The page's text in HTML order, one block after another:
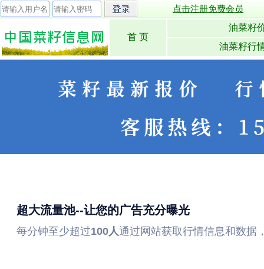
点击注册免费会员
首 页
油菜籽
油菜籽行
超大流量池--让您的广告充分曝光
每分钟至少超过100人通过网站获取行情信息和数据